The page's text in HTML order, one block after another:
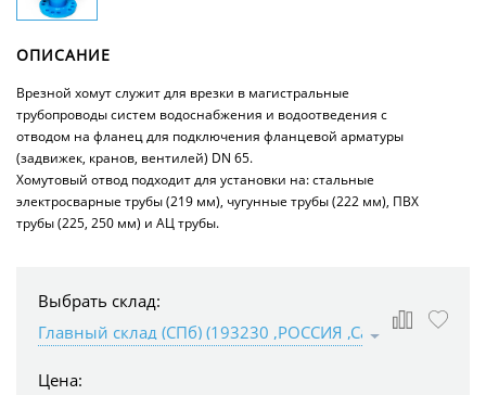
ОПИСАНИЕ
Врезной хомут служит для врезки в магистральные
трубопроводы систем водоснабжения и водоотведения с
отводом на фланец для подключения фланцевой арматуры
(задвижек, кранов, вентилей) DN 65.
Хомутовый отвод подходит для установки на: стальные
электросварные трубы (219 мм), чугунные трубы (222 мм), ПВХ
трубы (225, 250 мм) и АЦ трубы.
Выбрать склад:
Цена: